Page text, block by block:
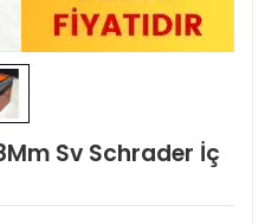
Sv Schrader İç